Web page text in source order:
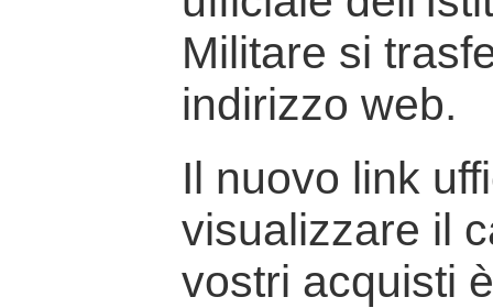
Militare si
indirizzo web.
Il nuovo link
visualizzare il
vostri acquisti